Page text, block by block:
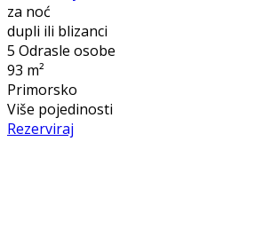
za noć
dupli ili blizanci
5 Odrasle osobe
93 m²
Primorsko
Više pojedinosti
Rezerviraj